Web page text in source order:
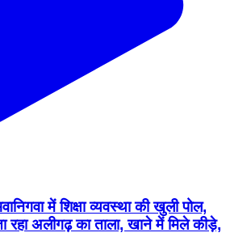
में शिक्षा व्यवस्था की खुली पोल,
अलीगढ़ का ताला, खाने में मिले कीड़े,